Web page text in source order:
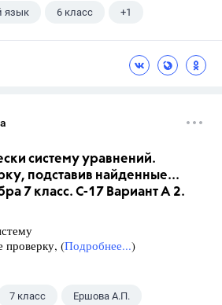
язык 6 класс +1
систему уравнений.
подставив найденные...
7 класс. С-17 Вариант А 2.
проверку, (Подробнее...)
7 класс Ершова А.П.